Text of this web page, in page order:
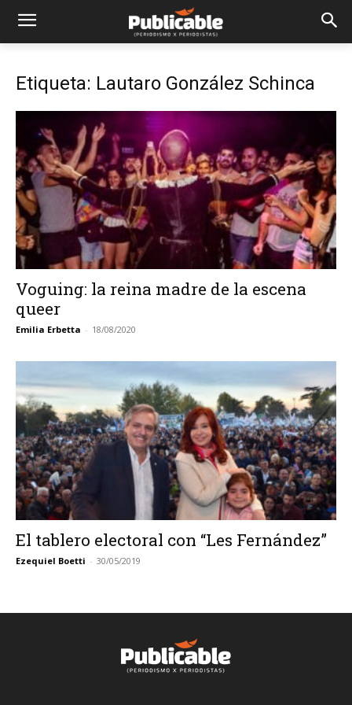
Etiqueta: Lautaro González Schinca
Voguing: la reina madre de la escena
queer
Emilia Erbetta - 18/08/2020
El tablero electoral con “Les Fernández”
Ezequiel Boetti - 30/05/2019